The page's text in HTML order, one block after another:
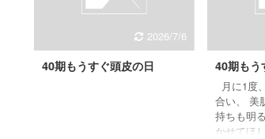
ど、 さまざまな美の体験をご
こちらから EBMオンライン
スタジオでは、ここでしか買え
ないオンラインスタジオ限定キ
2026/7/6
40期もうすぐ頭皮の日 40期もう
月に1度
合い、
持ちも明
かせてほ